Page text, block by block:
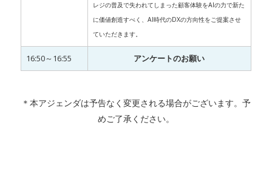
レジの普及で失われてしまった顧客体験をAIの力で新た
に価値創造すべく、AI時代のDXの方向性をご提案させ
ていただきます。
16:50～16:55 アンケートのお願い
＊本アジェンダは予告なく変更される場合がございます。予
めご了承ください。